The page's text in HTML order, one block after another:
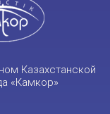
Казахстанской
«Камкор»